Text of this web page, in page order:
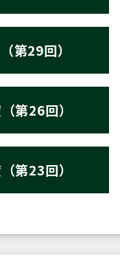
第29回）
第26回）
第23回）